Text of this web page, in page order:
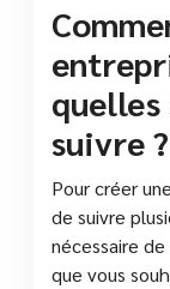
quelles
suivre ?
Pour créer
de suivre
nécessaire
que vous